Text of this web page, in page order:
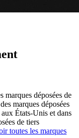
marques déposées de
marques déposées
États-Unis et dans
de tiers
toutes les marques